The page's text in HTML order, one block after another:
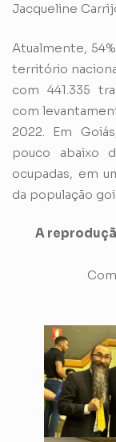
Jacqueline
Atualmente,
território
com 441.335
com
2022. Em
pouco abaixo
ocupadas, em
da população
A